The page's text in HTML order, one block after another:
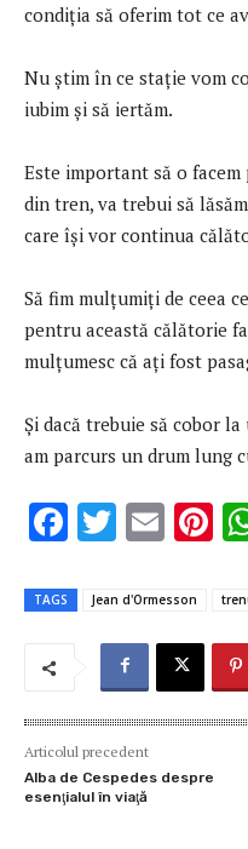
condiția să oferim tot ce
Nu știm în ce stație vom
iubim și să iertăm.
Este important să o
din tren, va trebui să
care își vor continua
Să fim mulțumiți de ceea
pentru această călătorie
mulțumesc că ați fost
Și dacă trebuie să cobor
am parcurs un drum lung
F
e
o
k
T
it
te
r
E
ai
l
Pi
er
t
TAGS Jean d'Ormesson
Articolul precedent
Alba de Cespedes despre
esenţialul în viaţă